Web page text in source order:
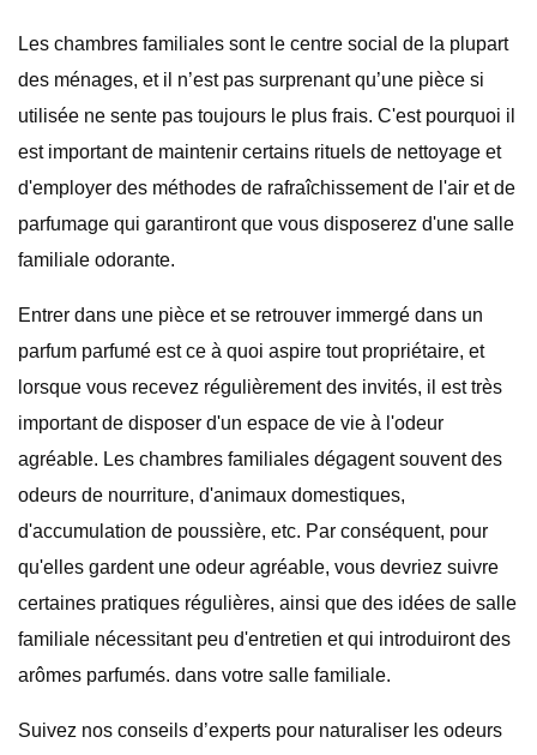
Les chambres familiales sont le centre social de la plupart
des ménages, et il n’est pas surprenant qu’une pièce si
utilisée ne sente pas toujours le plus frais. C'est pourquoi il
est important de maintenir certains rituels de nettoyage et
d'employer des méthodes de rafraîchissement de l'air et de
parfumage qui garantiront que vous disposerez d'une salle
familiale odorante.
Entrer dans une pièce et se retrouver immergé dans un
parfum parfumé est ce à quoi aspire tout propriétaire, et
lorsque vous recevez régulièrement des invités, il est très
important de disposer d'un espace de vie à l'odeur
agréable. Les chambres familiales dégagent souvent des
odeurs de nourriture, d'animaux domestiques,
d'accumulation de poussière, etc. Par conséquent, pour
qu'elles gardent une odeur agréable, vous devriez suivre
certaines pratiques régulières, ainsi que des idées de salle
familiale nécessitant peu d'entretien et qui introduiront des
arômes parfumés. dans votre salle familiale.
Suivez nos conseils d’experts pour naturaliser les odeurs